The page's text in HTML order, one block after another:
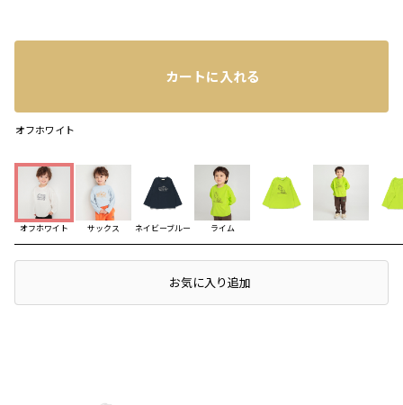
オフホワイト
オフホワイト サックス ネイビーブルー ライム
カートに入れる
店頭在庫を確認するお気に入り追加